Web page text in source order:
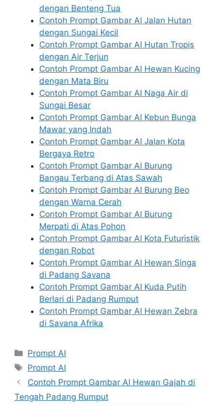
dengan Benteng Tua
Contoh Prompt Gambar AI Jalan Hutan
dengan Sungai Kecil
Contoh Prompt Gambar AI Hutan Tropis
dengan Air Terjun
Contoh Prompt Gambar AI Hewan Kucing
dengan Mata Biru
Contoh Prompt Gambar AI Naga Air di
Sungai Besar
Contoh Prompt Gambar AI Kebun Bunga
Mawar yang Indah
Contoh Prompt Gambar AI Jalan Kota
Bergaya Retro
Contoh Prompt Gambar AI Burung
Bangau Terbang di Atas Sawah
Contoh Prompt Gambar AI Burung Beo
dengan Warna Cerah
Contoh Prompt Gambar AI Burung
Merpati di Atas Pohon
Contoh Prompt Gambar AI Kota Futuristik
dengan Robot
Contoh Prompt Gambar AI Hewan Singa
di Padang Savana
Contoh Prompt Gambar AI Kuda Putih
Berlari di Padang Rumput
Contoh Prompt Gambar AI Hewan Zebra
di Savana Afrika
Kategori
Prompt AI
Tag
Prompt AI
Contoh Prompt Gambar AI Hewan Gajah di
Tengah Padang Rumput